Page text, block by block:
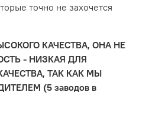
точно не захочется
КАЧЕСТВА, ОНА НЕ
- НИЗКАЯ ДЛЯ
ТАК КАК МЫ
(5 заводов в